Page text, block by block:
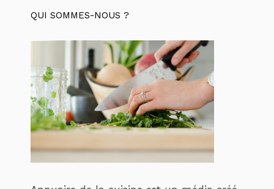
QUI SOMMES-NOUS ?